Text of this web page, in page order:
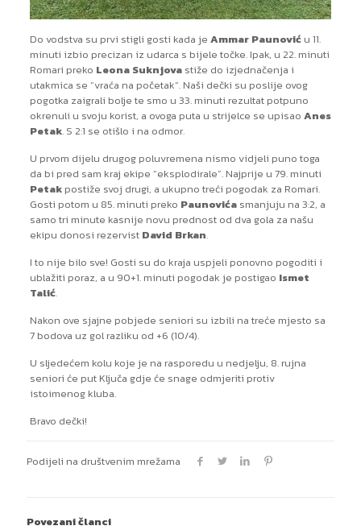
Do vodstva su prvi stigli gosti kada je Ammar Paunoviću 11.
minuti izbio precizan iz udarca s bijele točke. Ipak, u 22. minuti
Romari preko Leona Suknjovastiže do izjednačenja i
utakmica se “vraća na početak”. Naši dečki su poslije ovog
pogotka zaigrali bolje te smo u 33. minuti rezultat potpuno
okrenuli u svoju korist, a ovoga puta u strijelce se upisao Anes
Petak. S 2:1 se otišlo i na odmor.
U prvom dijelu drugog poluvremena nismo vidjeli puno toga
da bi pred sam kraj ekipe “eksplodirale”. Najprije u 79. minuti
Petak postiže svoj drugi, a ukupno treći pogodak za Romari.
Gosti potom u 85. minuti preko Paunovića smanjuju na 3:2, a
samo tri minute kasnije novu prednost od dva gola za našu
ekipu donosi rezervist David Brkan.
I to nije bilo sve! Gosti su do kraja uspjeli ponovno pogoditi i
ublažiti poraz, a u 90+1. minuti pogodak je postigao Ismet
Talić.
Nakon ove sjajne pobjede seniori su izbili na treće mjesto sa
7 bodova uz gol razliku od +6 (10/4).
U sljedećem kolu koje je na rasporedu u nedjelju, 8. rujna
seniori će put Ključa gdje će snage odmjeriti protiv
istoimenog kluba.
Bravo dečki!
Podijeli na društvenim mrežama
Povezani članci